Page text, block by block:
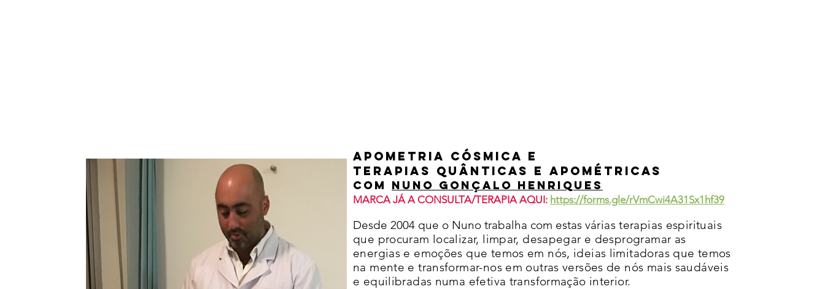
APOMETRIA CÓSMICA E
Terapias Quânticas e Apométricas
Com Nuno Gonçalo Henriques
MARCA JÁ A CONSULTA/TERAPIA AQUI: https://forms.gle/rVmCwi4A31Sx1hf39
Desde 2004 que o Nuno trabalha com estas várias terapias espirituais
que procuram localizar, limpar, desapegar e desprogramar as
energias e emoções que temos em nós, ideias limitadoras que temos
na mente e transformar-nos em outras versões de nós mais saudáveis
e equilibradas numa efetiva transformação interior.